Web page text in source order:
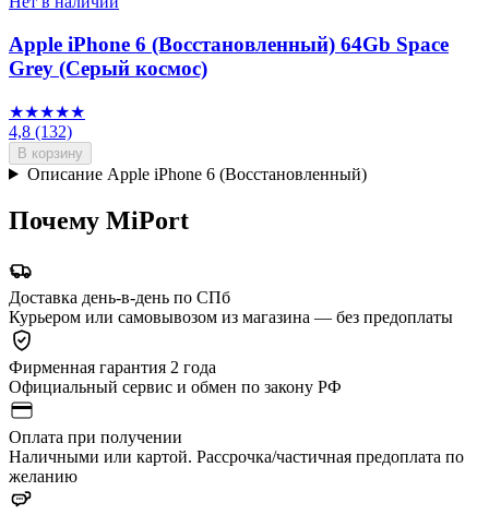
Apple iPhone 6 (Восстановленный) 64Gb Space
Grey (Серый космос)
★★★★★
4,8 (132)
В корзину
Описание Apple iPhone 6 (Восстановленный)
Почему MiPort
Доставка день-в-день по СПб
Курьером или самовывозом из магазина — без предоплаты
Фирменная гарантия 2 года
Официальный сервис и обмен по закону РФ
Оплата при получении
Наличными или картой. Рассрочка/частичная предоплата по
желанию